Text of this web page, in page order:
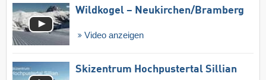
Wildkogel – Neukirchen/​Bramberg
Video anzeigen
Skizentrum Hochpustertal Sillian